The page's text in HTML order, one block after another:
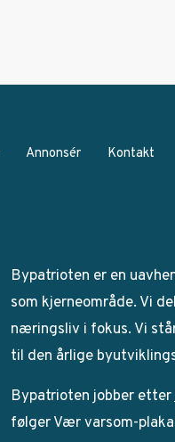
Annonsér Kontakt
Bypatrioten er en
som kjerneområde. Vi
næringsliv i fokus. Vi
til den årlige
Bypatrioten jobber etter
følger Vær varsom-